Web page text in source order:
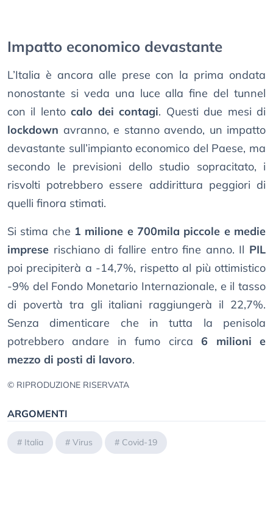
Impatto economico devastante
L’Italia è ancora alle prese con la prima ondata
nonostante si veda una luce alla fine del tunnel
con il lentocalo dei contagi. Questi due mesi di
lockdown avranno, e stanno avendo, un impatto
devastante sull’impianto economico del Paese, ma
secondo le previsioni dello studio sopracitato, i
risvolti potrebbero essere addirittura peggiori di
quelli finora stimati.
Si stima che 1 milione e 700mila piccole e medie
imprese rischiano di fallire entro fine anno. Il PIL
poi precipiterà a -14,7%, rispetto al più ottimistico
-9% del Fondo Monetario Internazionale, e il tasso
di povertà tra gli italiani raggiungerà il 22,7%.
Senza dimenticare che in tutta la penisola
potrebbero andare in fumo circa6 milioni e
mezzo di posti di lavoro.
© RIPRODUZIONE RISERVATA
ARGOMENTI
# Italia # Virus # Covid-19